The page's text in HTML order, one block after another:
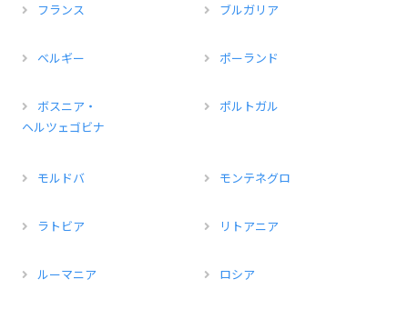
フランス ブルガリア
ベルギー ポーランド
ボスニア・
ヘルツェゴビナ
ポルトガル
モルドバ モンテネグロ
ラトビア リトアニア
ルーマニア ロシア